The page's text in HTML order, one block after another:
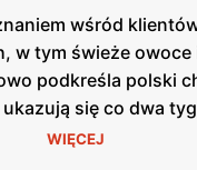
wśród
tym świeże
podkreśla polski
się co dwa
Dzięki tym
WIĘCEJ